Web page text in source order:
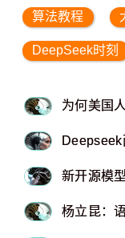
算法教程
DeepSeek时刻
为何美国
新开源模
杨立昆：